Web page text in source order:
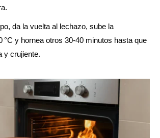
da la vuelta al lechazo, sube la
°C y hornea otros 30-40 minutos hasta que
y crujiente.